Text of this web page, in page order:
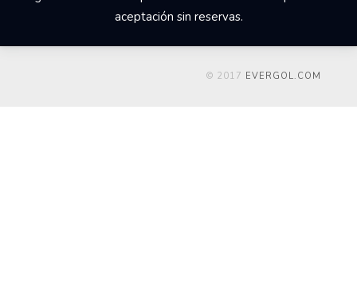
aceptación sin reservas.
© 2017 EVERGOL.COM